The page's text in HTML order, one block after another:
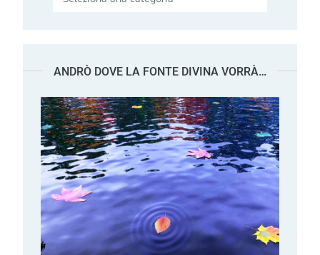
ANDRÒ DOVE LA FONTE DIVINA VORRÀ…